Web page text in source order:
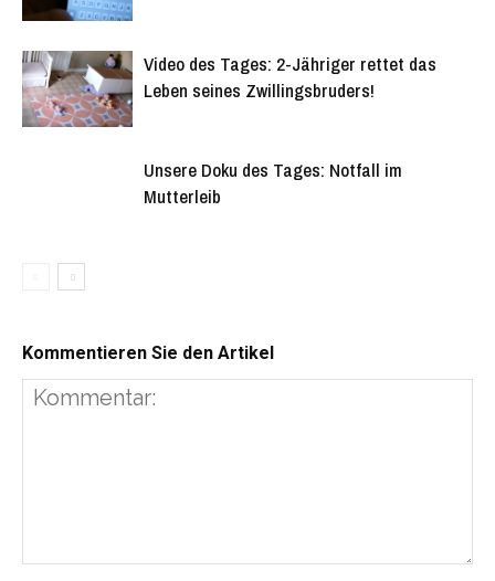
Video des Tages: 2-Jähriger rettet das
Leben seines Zwillingsbruders!
Unsere Doku des Tages: Notfall im
Mutterleib
Kommentieren Sie den Artikel